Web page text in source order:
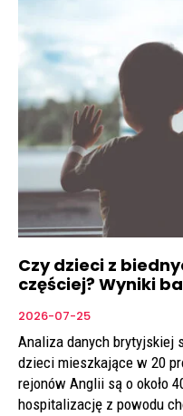
Czy dzieci z
częściej? Wyniki
2026-07-25
Analiza danych brytyjskiej
dzieci mieszkające w 20
rejonów Anglii są o około
hospitalizację z powodu